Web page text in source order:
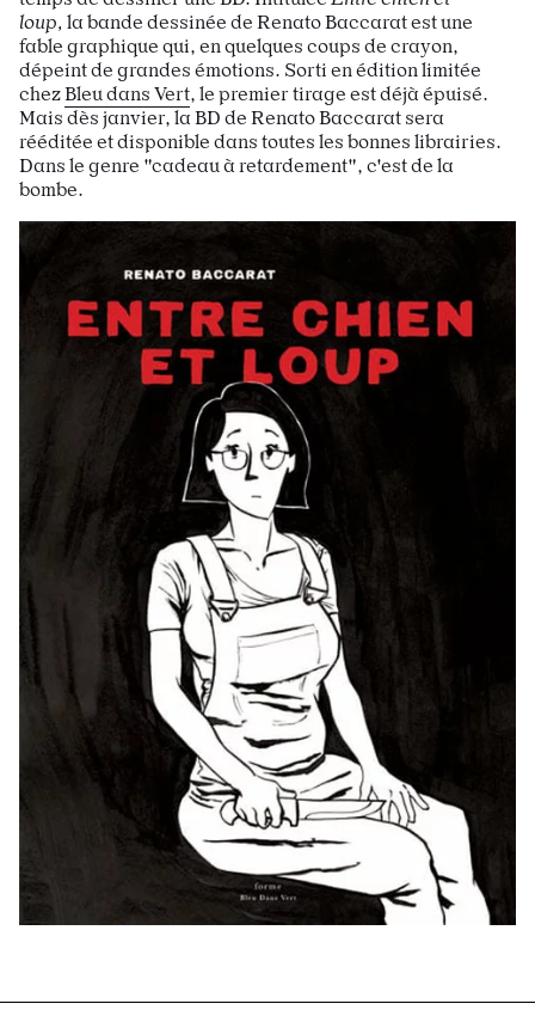
loup, la bande dessinée de Renato Baccarat est une
fable graphique qui, en quelques coups de crayon,
dépeint de grandes émotions. Sorti en édition limitée
chezBleu dans Vert, le premier tirage est déjà épuisé.
Mais dès janvier, la BD de Renato Baccarat sera
rééditée et disponible dans toutes les bonnes librairies.
Dans le genre "cadeau à retardement", c'est de la
bombe.